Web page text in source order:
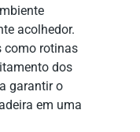
acolhedor.
como rotinas
dos
garantir o
em uma